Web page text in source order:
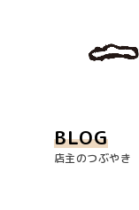
BLOG
店主のつぶやき